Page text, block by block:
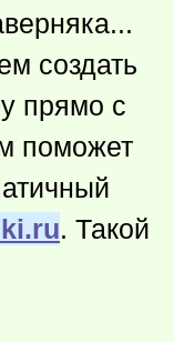
создать
прямо с
поможет
. Такой